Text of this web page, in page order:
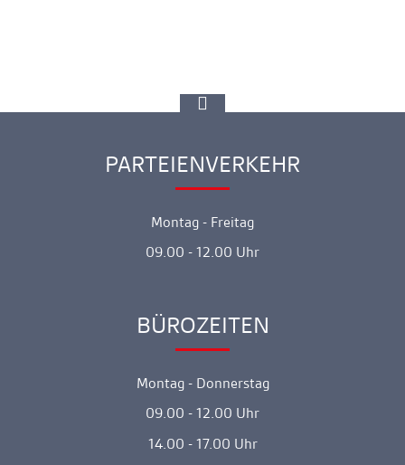
Ankerlink
PARTEIENVERKEHR
Montag - Freitag
09.00 - 12.00 Uhr
Ankerlink
BÜROZEITEN
Montag - Donnerstag
09.00 - 12.00 Uhr
14.00 - 17.00 Uhr
zur